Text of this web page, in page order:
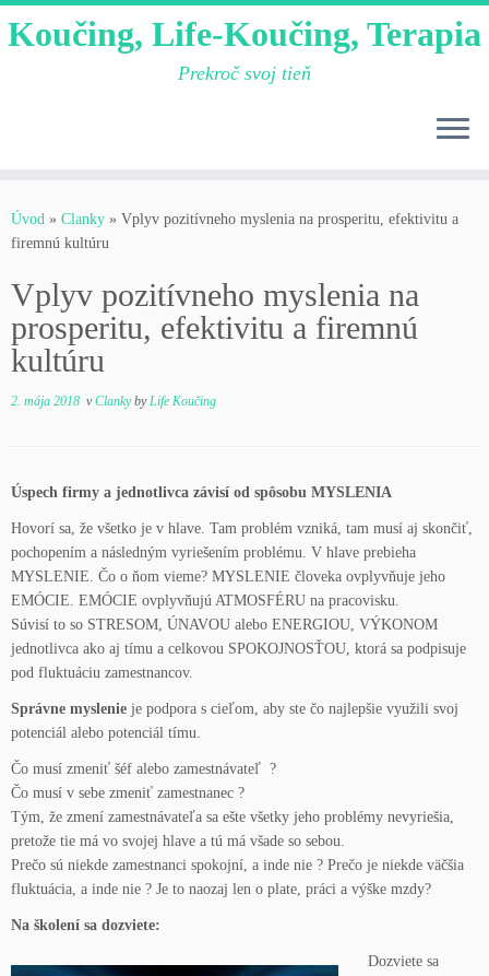
content
Koučing, Life-Koučing, Terapia
Prekroč svoj tieň
Úvod » Clanky » Vplyv pozitívneho myslenia na prosperitu, efektivitu a
firemnú kultúru
Vplyv pozitívneho myslenia na
prosperitu, efektivitu a firemnú
kultúru
2. mája 2018 vClankybyLife Koučing
Úspech firmy a jednotlivca závisí od spôsobu MYSLENIA
Hovorí sa, že všetko je v hlave. Tam problém vzniká, tam musí aj skončiť,
pochopením a následným vyriešením problému. V hlave prebieha
MYSLENIE. Čo o ňom vieme? MYSLENIE človeka ovplyvňuje jeho
EMÓCIE. EMÓCIE ovplyvňujú ATMOSFÉRU na pracovisku.
Súvisí to so STRESOM, ÚNAVOU alebo ENERGIOU, VÝKONOM
jednotlivca ako aj tímu a celkovou SPOKOJNOSŤOU, ktorá sa podpisuje
pod fluktuáciu zamestnancov.
Správne myslenie je podpora s cieľom, aby ste čo najlepšie využili svoj
potenciál alebo potenciál tímu.
Čo musí zmeniť šéf alebo zamestnávateľ ?
Čo musí v sebe zmeniť zamestnanec ?
Tým, že zmení zamestnávateľa sa ešte všetky jeho problémy nevyriešia,
pretože tie má vo svojej hlave a tú má všade so sebou.
Prečo sú niekde zamestnanci spokojní, a inde nie ? Prečo je niekde väčšia
fluktuácia, a inde nie ? Je to naozaj len o plate, práci a výške mzdy?
Na školení sa dozviete:
Dozviete sa